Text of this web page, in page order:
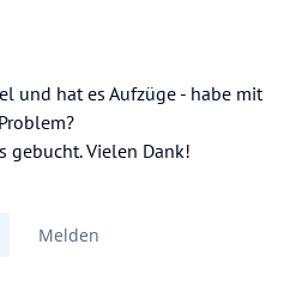
und hat es Aufzüge - habe mit
gebucht. Vielen Dank!
Melden